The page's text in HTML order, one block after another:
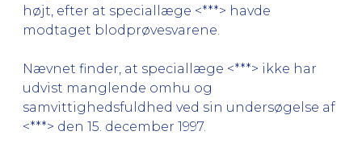
højt, efter at speciallæge <***> havde
modtaget blodprøvesvarene.
Nævnet finder, at speciallæge <***> ikke har
udvist manglende omhu og
samvittighedsfuldhed ved sin undersøgelse af
<***> den 15. december 1997.